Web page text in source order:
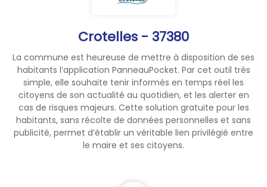
Crotelles - 37380
La commune est heureuse de mettre à disposition de ses
habitants l’application PanneauPocket. Par cet outil très
simple, elle souhaite tenir informés en temps réel les
citoyens de son actualité au quotidien, et les alerter en
cas de risques majeurs. Cette solution gratuite pour les
habitants, sans récolte de données personnelles et sans
publicité, permet d’établir un véritable lien privilégié entre
le maire et ses citoyens.